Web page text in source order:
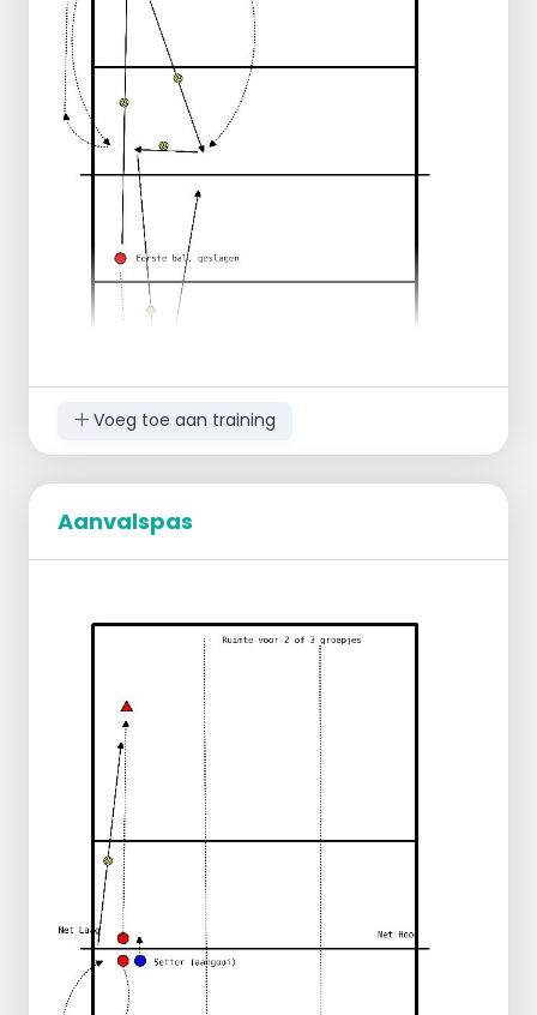
Groep verdelen in drietallen.
Niet willen scoren, maar de bal in het
spel houden, speel 'op' de persoon en
maak lange rally's.
Zoveel mogelijk de 3e bal slaan.
Bovenhands spelen om de rally door te
laten lopen.
Startpositie:
2 spelers in het veld, 1 op de achterlijn
"wachtkamer" aan beide zijden.
Bal wordt vanaf 2-3 meter ingebracht met
opgooi en aanvalsslag=> achterin 5-7
meter positie.
Passer wordt aanvaller. na de pass dus
gelijk naar 3 meter en dan aanval.
Voeg toe aan training
Aanvalspas